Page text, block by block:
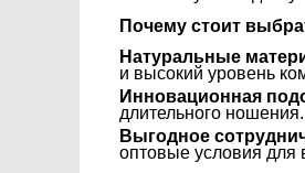
Почему стоит
Натуральные
и высокий уровень
Инновационная
длительного ношения.
Выгодное
оптовые условия для